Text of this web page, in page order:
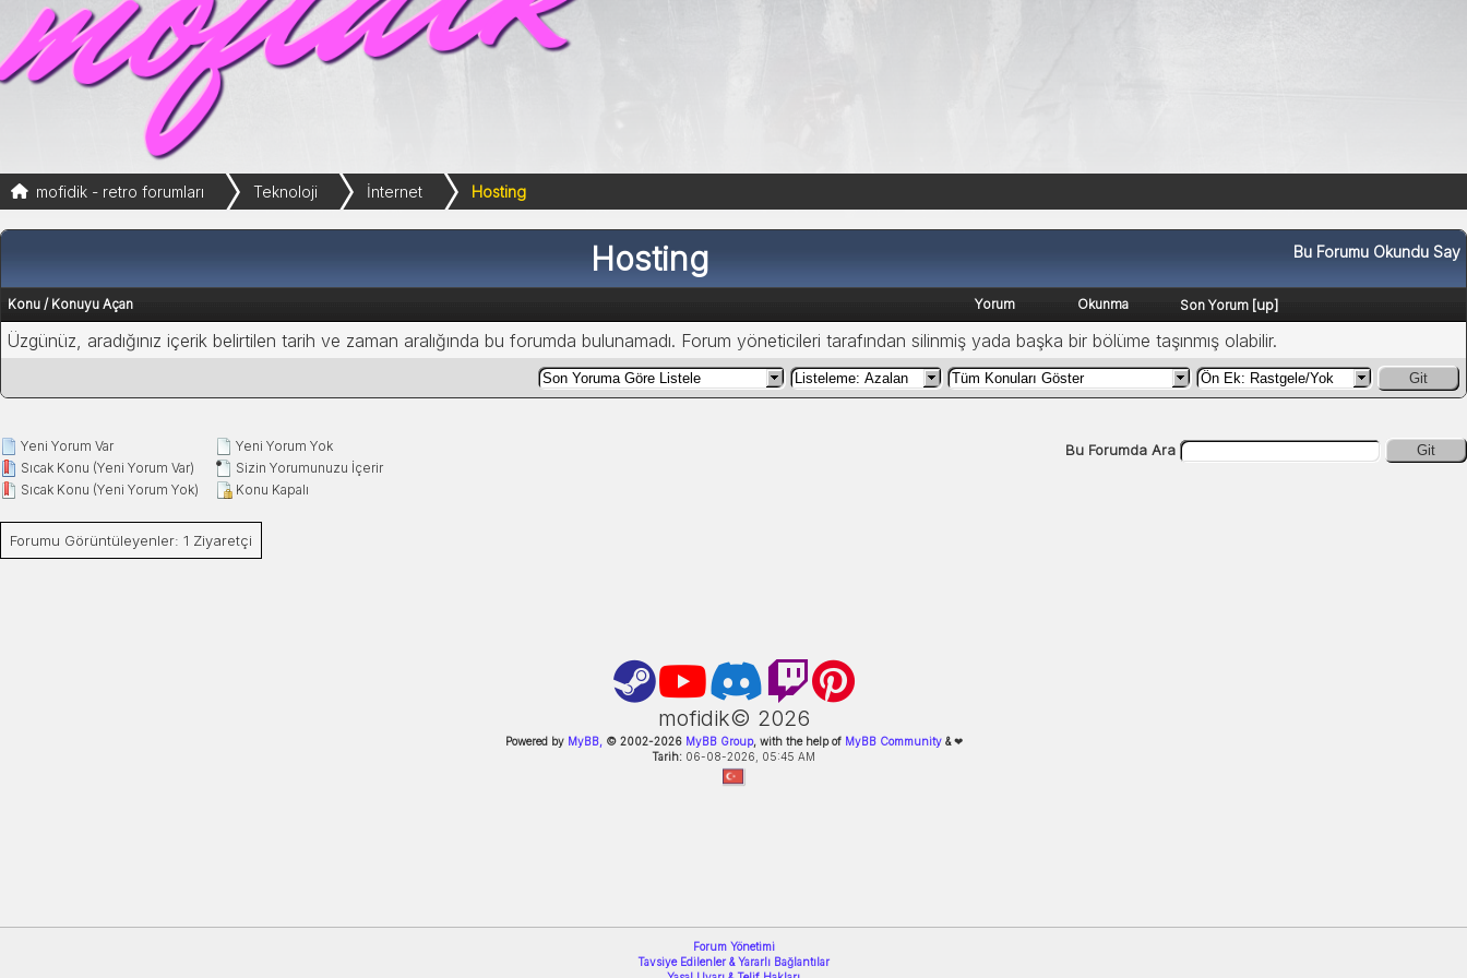
mofidik - retro forumları Teknoloji İnternet Hosting
Bu Forumu Okundu Say
Hosting
Konu / Konuyu Açan Yorum Okunma Son Yorum [up]
Üzgünüz, aradığınız içerik belirtilen tarih ve zaman aralığında bu forumda bulunamadı. Forum yöneticileri tarafından silinmiş yada başka bir bölüme taşınmış olabilir.
Git
Yeni Yorum Var
Sıcak Konu (Yeni Yorum Var)
Sıcak Konu (Yeni Yorum Yok)
Yeni Yorum Yok
Sizin Yorumunuzu İçerir
Konu Kapalı
Bu Forumda Ara Git
Forumu Görüntüleyenler: 1 Ziyaretçi
mofidik© 2026
Powered by MyBB, © 2002-2026MyBB Group, with the help of MyBB Community&❤
Tarih: 06-08-2026, 05:45 AM
Forum Yönetimi
Tavsiye Edilenler & Yararlı Bağlantılar